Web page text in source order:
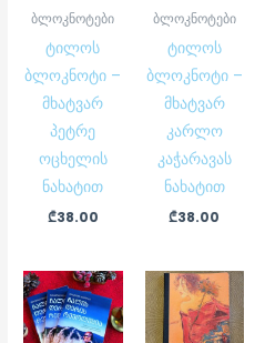
ბლოკნოტები
ტილოს
ბლოკნოტი –
მხატვარ
პეტრე
ოცხელის
ნახატით
₾38.00
ბლოკნოტები
ტილოს
ბლოკნოტი –
მხატვარ
კარლო
კაჭარავას
ნახატით
₾38.00